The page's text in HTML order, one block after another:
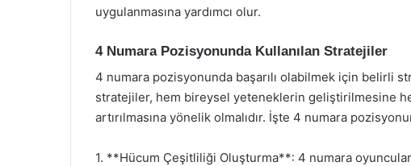
uygulanmasına yardımcı olur.
4 Numara Pozisyonunda Kullanılan Stratejiler
4 numara pozisyonunda başarılı olabilmek için belirli
stratejiler, hem bireysel yeteneklerin geliştirilmesine
artırılmasına yönelik olmalıdır. İşte 4 numara
1. **Hücum Çeşitliliği Oluşturma**: 4 numara